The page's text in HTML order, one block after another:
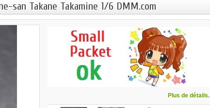
san Takane Takamine 1/6 DMM.com
Plus de